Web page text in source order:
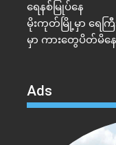
ရေနစ်မြုပ်နေ
မိုးကုတ်မြို့မှာ ရေကြီ
မှာ ကားတွေပိတ်မိနေ
Ads